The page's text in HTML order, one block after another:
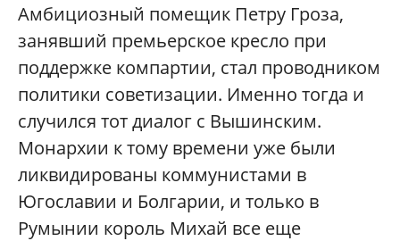
Амбициозный помещик Петру Гроза,
занявший премьерское кресло при
поддержке компартии, стал проводником
политики советизации. Именно тогда и
случился тот диалог с Вышинским.
Монархии к тому времени уже были
ликвидированы коммунистами в
Югославии и Болгарии, и только в
Румынии король Михай все еще